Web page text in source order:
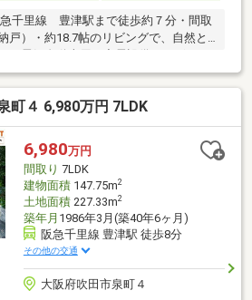
千里線 豊津駅まで徒歩約７分・間取
戸）・約18.7帖のリビングで、自然と
なっており、開放的な空間とな
以上あり、個人の空間も確保できます
市立千里第三小学校 徒歩約１７分
一中学校 徒歩約１３分（約990ｍ）
豊津店 徒歩約１０分（約770ｍ）・
約３分（約210ｍ）・スギ薬局豊津
町４ 6,980万円 7LDK
6,980万円
間取り 7LDK
建物面積147.75m2
土地面積227.33m2
築年月 1986年3月(築40年6ヶ月)
阪急千里線 豊津駅 徒歩8分
その他の交通
大阪府吹田市泉町４